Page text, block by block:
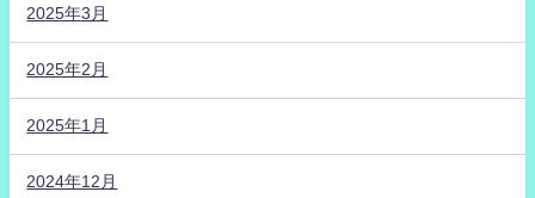
2025年3月
2025年2月
2025年1月
2024年12月